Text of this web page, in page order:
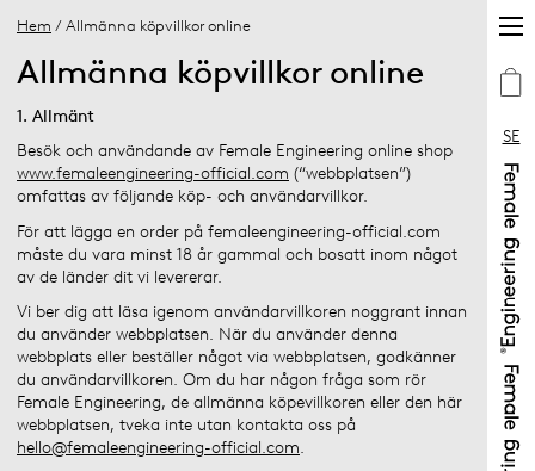
SE
Hem / Allmänna köpvillkor online
Allmänna köpvillkor online
1. Allmänt
Besök och användande av Female Engineering online shop
www.femaleengineering-official.com (“webbplatsen”)
omfattas av följande köp- och användarvillkor.
För att lägga en order på femaleengineering-official.com
måste du vara minst 18 år gammal och bosatt inom något
av de länder dit vi levererar.
Vi ber dig att läsa igenom användarvillkoren noggrant innan
du använder webbplatsen. När du använder denna
webbplats eller beställer något via webbplatsen, godkänner
du användarvillkoren. Om du har någon fråga som rör
Female Engineering, de allmänna köpevillkoren eller den här
webbplatsen, tveka inte utan kontakta oss på
hello@femaleengineering-official.com.